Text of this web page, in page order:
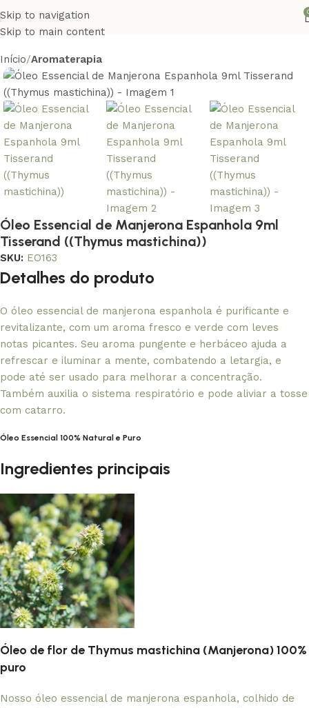
Skip to navigation
Skip to main content
Início Aromaterapia
Óleo Essencial de Manjerona Espanhola 9ml
Tisserand ((Thymus mastichina))
SKU: EO163
Detalhes do produto
O óleo essencial de manjerona espanhola é purificante e
revitalizante, com um aroma fresco e verde com leves
notas picantes. Seu aroma pungente e herbáceo ajuda a
refrescar e iluminar a mente, combatendo a letargia, e
pode até ser usado para melhorar a concentração.
Também auxilia o sistema respiratório e pode aliviar a tosse
com catarro.
Óleo Essencial 100% Natural e Puro
Ingredientes principais
Óleo de flor de Thymus mastichina (Manjerona) 100%
puro
Nosso óleo essencial de manjerona espanhola, colhido de